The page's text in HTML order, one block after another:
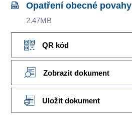
Opatření obecné povahy
2.47MB
QR kód
Zobrazit dokument
Uložit dokument